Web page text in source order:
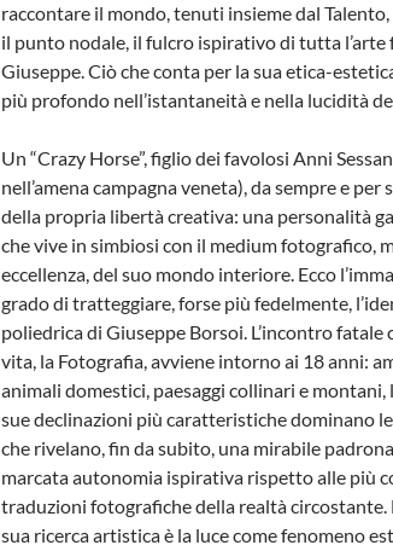
raccontare il mondo, tenuti insieme dal Talento,
il punto nodale, il fulcro ispirativo di tutta l’arte
Giuseppe. Ciò che conta per la sua etica-
più profondo nell’istantaneità e nella lucidità
Un “Crazy Horse”, figlio dei favolosi Anni
nell’amena campagna veneta), da sempre e per
della propria libertà creativa: una personalità
che vive in simbiosi con il medium fotografico,
eccellenza, del suo mondo interiore. Ecco
grado di tratteggiare, forse più fedelmente,
poliedrica di Giuseppe Borsoi. L’incontro fatale
vita, la Fotografia, avviene intorno ai 18 anni:
animali domestici, paesaggi collinari e
sue declinazioni più caratteristiche dominano
che rivelano, fin da subito, una mirabile
marcata autonomia ispirativa rispetto alle più
traduzioni fotografiche della realtà circostante.
sua ricerca artistica è la luce come fenomeno